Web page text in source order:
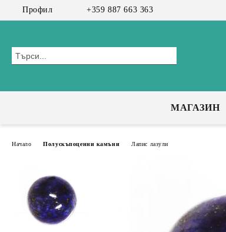
Профил +359 887 663 363
МАГАЗИН
Начало Полускъпоценни камъни Лапис лазули